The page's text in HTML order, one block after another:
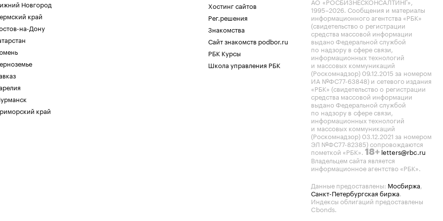
Новгород
край
на-Дону
край
Хостинг сайтов
Рег.решения
Знакомства
Сайт знакомств podbor.ru
РБК Курсы
Школа управления РБК
1995–2026. Сообщения и материалы
информационного агентства «РБК»
(свидетельство о регистрации
средства массовой информации
выдано Федеральной службой
по надзору в сфере связи,
информационных технологий
и массовых коммуникаций
(Роскомнадзор) 09.12.2015 за номером
ИА №ФС77-63848) и сетевого издания
«РБК» (свидетельство о регистрации
средства массовой информации
выдано Федеральной службой
по надзору в сфере связи,
информационных технологий
и массовых коммуникаций
(Роскомнадзор) 03.12.2021 за номером
ЭЛ №ФС77-82385) сопровождаются
пометкой «РБК». 18+ letters@rbc.ru
Владельцем сайта является
информационное агентство «РБК».
Данные предоставлены: Мосбиржа,
Санкт-Петербургская биржа.
Индексы облигаций предоставлены
Cbonds.